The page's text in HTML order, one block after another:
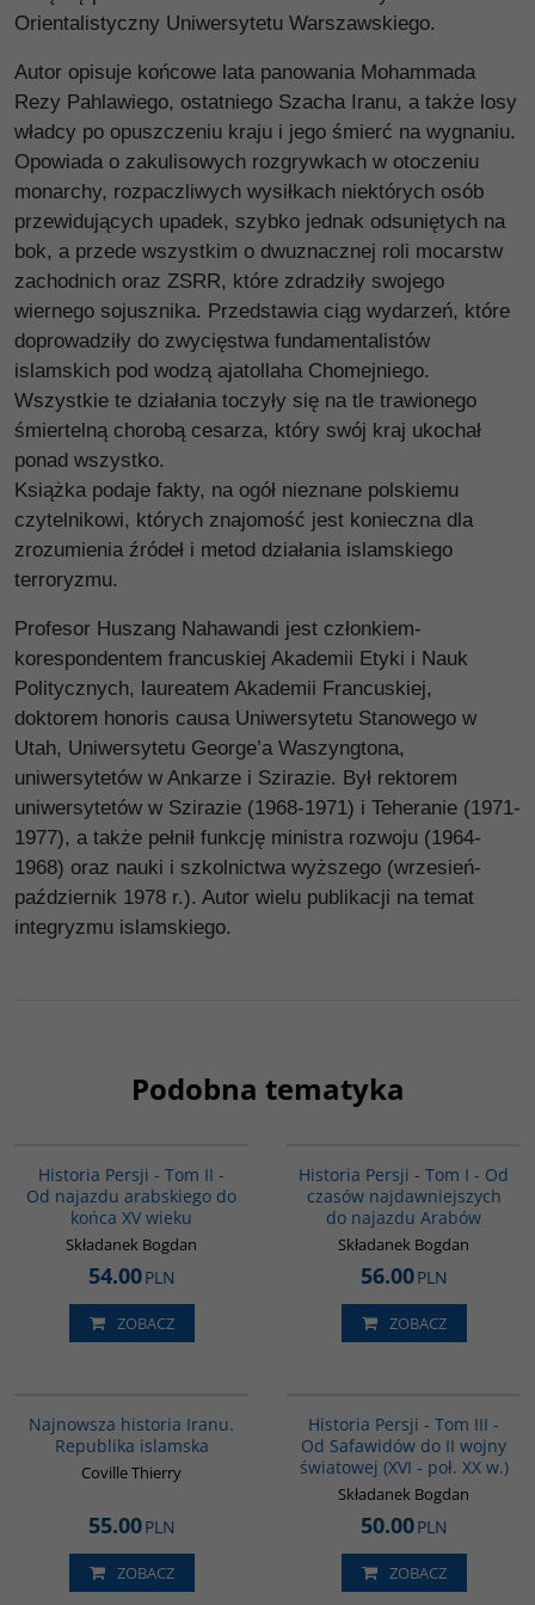
Orientalistyczny Uniwersytetu Warszawskiego.
Autor opisuje końcowe lata panowania Mohammada
Rezy Pahlawiego, ostatniego Szacha Iranu, a także losy
władcy po opuszczeniu kraju i jego śmierć na wygnaniu.
Opowiada o zakulisowych rozgrywkach w otoczeniu
monarchy, rozpaczliwych wysiłkach niektórych osób
przewidujących upadek, szybko jednak odsuniętych na
bok, a przede wszystkim o dwuznacznej roli mocarstw
zachodnich oraz ZSRR, które zdradziły swojego
wiernego sojusznika. Przedstawia ciąg wydarzeń, które
doprowadziły do zwycięstwa fundamentalistów
islamskich pod wodzą ajatollaha Chomejniego.
Wszystkie te działania toczyły się na tle trawionego
śmiertelną chorobą cesarza, który swój kraj ukochał
ponad wszystko.
Książka podaje fakty, na ogół nieznane polskiemu
czytelnikowi, których znajomość jest konieczna dla
zrozumienia źródeł i metod działania islamskiego
terroryzmu.
Profesor Huszang Nahawandi jest członkiem-
korespondentem francuskiej Akademii Etyki i Nauk
Politycznych, laureatem Akademii Francuskiej,
doktorem honoris causa Uniwersytetu Stanowego w
Utah, Uniwersytetu George’a Waszyngtona,
uniwersytetów w Ankarze i Szirazie. Był rektorem
uniwersytetów w Szirazie (1968-1971) i Teheranie (1971-
1977), a także pełnił funkcję ministra rozwoju (1964-
1968) oraz nauki i szkolnictwa wyższego (wrzesień-
październik 1978 r.). Autor wielu publikacji na temat
integryzmu islamskiego.
Podobna tematyka
Historia Persji - Tom II -
Od najazdu arabskiego do
końca XV wieku
Składanek Bogdan
54.00PLN
ZOBACZ
Historia Persji - Tom I - Od
czasów najdawniejszych
do najazdu Arabów
Składanek Bogdan
56.00PLN
ZOBACZ
Najnowsza historia Iranu.
Republika islamska
Coville Thierry
55.00PLN
ZOBACZ
Historia Persji - Tom III -
Od Safawidów do II wojny
światowej (XVI - poł. XX w.)
Składanek Bogdan
50.00PLN
ZOBACZ